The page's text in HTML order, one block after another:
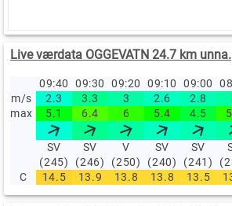
Live værdata OGGEVATN 24.7 km unna.
09:40 09:30 09:20 09:10 09:00
m/s
2.3 3.3 3 2.6 2.8
max
5.1 6.4 6 5.4 4.5
SV
(245)
SV
(246)
V
(250)
SV
(240)
SV
(241)
C
14.5 13.9 13.8 13.8 13.5